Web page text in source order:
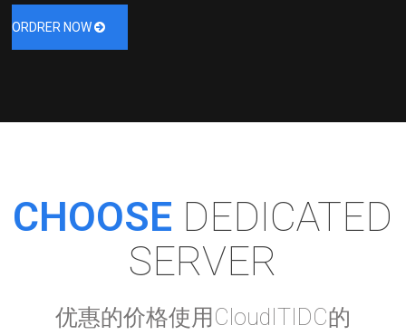
ORDRER NOW
CHOOSE DEDICATED
SERVER
优惠的价格使用CloudITIDC的